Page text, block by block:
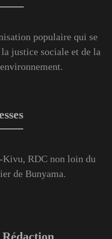
populaire qui se
justice sociale et de la
RDC non loin du
de Bunyama.